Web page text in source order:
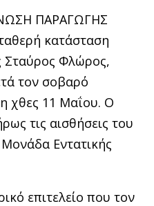
ΠΑΡΑΓΩΓΗΣ
κατάσταση
Σταύρος Φλώρος,
τον σοβαρό
χθες 11 Μαΐου. Ο
τις αισθήσεις του
Εντατικής
επιτελείο που τον